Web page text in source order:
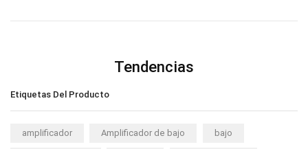
Tendencias
Etiquetas Del Producto
amplificador Amplificador de bajo bajo